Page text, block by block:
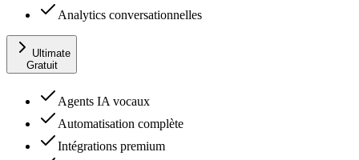
Analytics conversationnelles
Ultimate
Gratuit
Agents IA vocaux
Automatisation complète
Intégrations premium